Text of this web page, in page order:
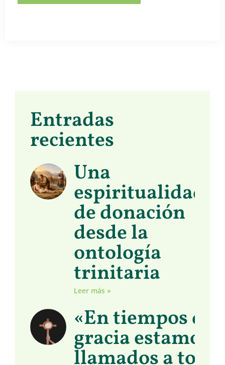
Entradas
recientes
Una
espiritualidad
de donación
desde la
ontología
trinitaria
Leer más »
«En tiempos de
gracia estamos
llamados a